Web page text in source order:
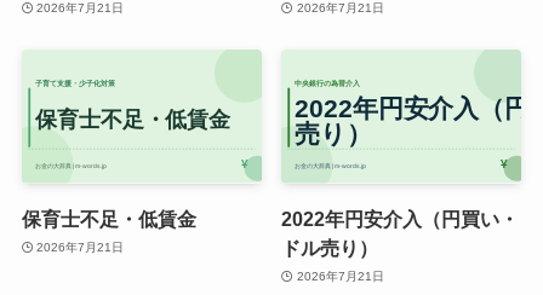
2026年7月21日 2026年7月21日
保育士不足・低賃金
2026年7月21日
2022年円安介入（円買い・
ドル売り）
2026年7月21日